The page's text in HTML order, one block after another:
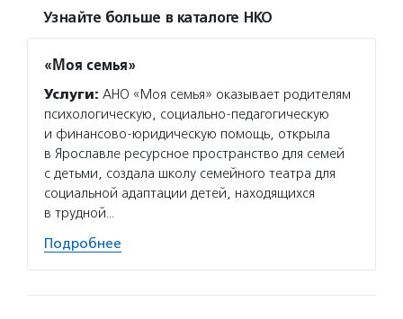
Узнайте больше в каталоге НКО
«Моя семья»
Услуги: АНО «Моя семья» оказывает родителям
психологическую, социально-педагогическую
и финансово-юридическую помощь, открыла
в Ярославле ресурсное пространство для семей
с детьми, создала школу семейного театра для
социальной адаптации детей, находящихся
в трудной…
Подробнее